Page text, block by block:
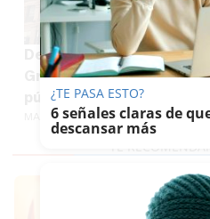
Del edificio Coliseo de
Granada: 120 millones
públicos de Andalucía
MARÍA CRISOL
¿TE PASA ESTO?
6 señales claras de
descansar más